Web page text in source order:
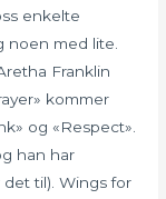
enkelte
noen med lite.
Franklin
kommer
og «Respect».
han har
til). Wings for